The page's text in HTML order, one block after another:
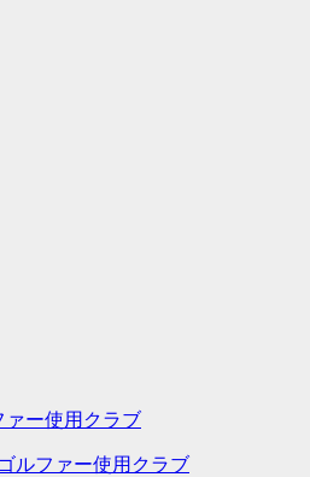
ァー使用クラブ
ルファー使用クラブ